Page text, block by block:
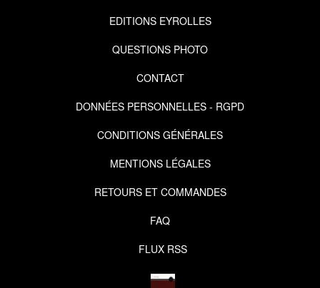
EDITIONS EYROLLES
QUESTIONS PHOTO
CONTACT
DONNÉES PERSONNELLES - RGPD
CONDITIONS GÉNÉRALES
MENTIONS LÉGALES
RETOURS ET COMMANDES
FAQ
FLUX RSS